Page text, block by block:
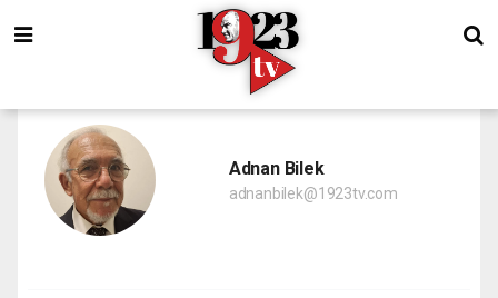
Adnan Bilek
adnanbilek@1923tv.com